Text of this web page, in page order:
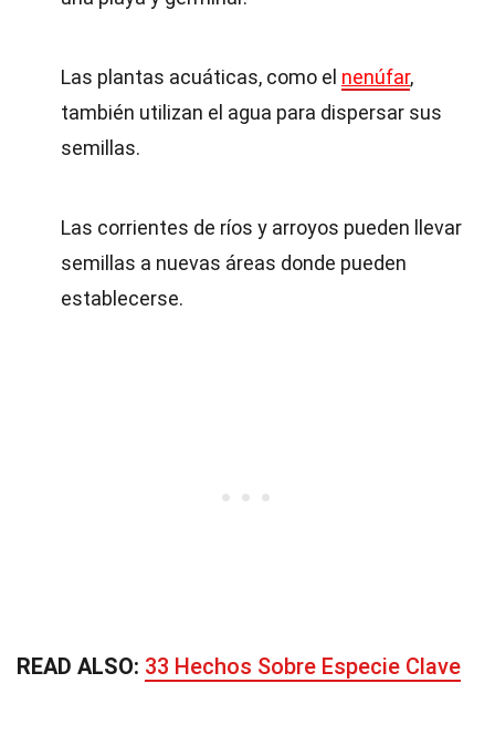
Las plantas acuáticas, como el nenúfar,
también utilizan el agua para dispersar sus
semillas.
Las corrientes de ríos y arroyos pueden llevar
semillas a nuevas áreas donde pueden
establecerse.
READ ALSO: 33 Hechos Sobre Especie Clave